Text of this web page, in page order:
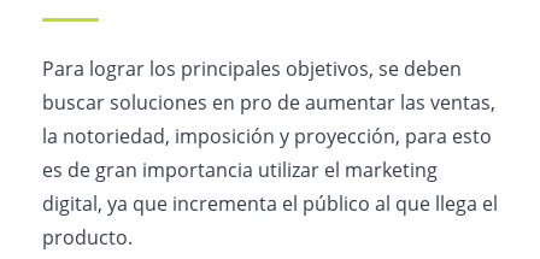
Para lograr los principales objetivos, se deben
buscar soluciones en pro de aumentar las ventas,
la notoriedad, imposición y proyección, para esto
es de gran importancia utilizar el marketing
digital, ya que incrementa el público al que llega el
producto.